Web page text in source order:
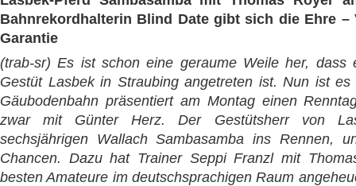
Bahnrekordhalterin Blind Date gibt sich die Ehre –
Garantie
(trab-sr) Es ist schon eine geraume Weile her, dass
Gestüt Lasbek in Straubing angetreten ist. Nun ist
Gäubodenbahn präsentiert am Montag einen
zwar mit Günter Herz. Der Gestütsherr von
sechsjährigen Wallach Sambasamba ins Rennen,
Chancen. Dazu hat Trainer Seppi Franzl mit
besten Amateure im deutschsprachigen Raum